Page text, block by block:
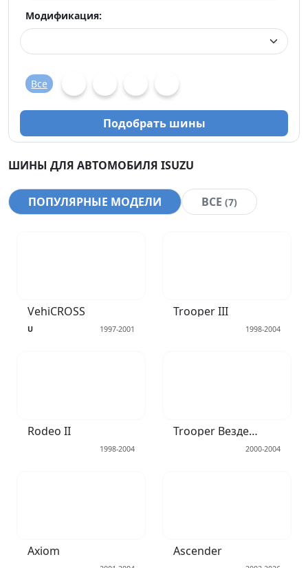
Модификация:
Все
Подобрать шины
ШИНЫ ДЛЯ АВТОМОБИЛЯ ISUZU
ПОПУЛЯРНЫЕ МОДЕЛИ ВСЕ (7)
VehiCROSS
U 1997-2001
Trooper III
1998-2004
Rodeo II
1998-2004
Trooper Вездеход открытый III
2000-2004
Axiom Ascender